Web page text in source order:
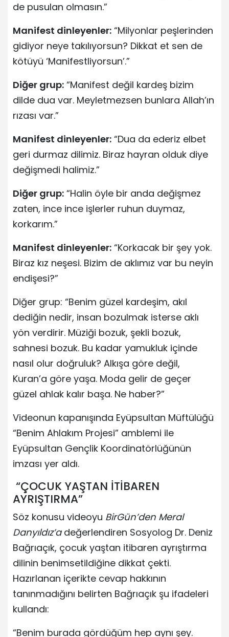
de pusulan olmasın.”
Manifest dinleyenler: “Milyonlar peşlerinden
gidiyor neye takılıyorsun? Dikkat et sen de
kötüyü ‘Manifestliyorsun’.”
Diğer grup: “Manifest değil kardeş bizim
dilde dua var. Meyletmezsen bunlara Allah’ın
rızası var.”
Manifest dinleyenler: “Dua da ederiz elbet
geri durmaz dilimiz. Biraz hayran olduk diye
değişmedi halimiz.”
Diğer grup: “Halin öyle bir anda değişmez
zaten, ince ince işlerler ruhun duymaz,
korkarım.”
Manifest dinleyenler: “Korkacak bir şey yok.
Biraz kız neşesi. Bizim de aklımız var bu neyin
endişesi?”
Diğer grup: “Benim güzel kardeşim, akıl
dediğin nedir, insan bozulmak isterse aklı
yön verdirir. Müziği bozuk, şekli bozuk,
sahnesi bozuk. Bu kadar yamukluk içinde
nasıl olur doğruluk? Alkışa göre değil,
Kuran’a göre yaşa. Moda gelir de geçer
güzel ahlak kalır başa. Ne haber?”
Videonun kapanışında Eyüpsultan Müftülüğü
“Benim Ahlakım Projesi” amblemi ile
Eyüpsultan Gençlik Koordinatörlüğünün
imzası yer aldı.
“ÇOCUK YAŞTAN İTİBAREN
AYRIŞTIRMA”
Söz konusu videoyu BirGün’den Meral
Danyıldız’adeğerlendiren Sosyolog Dr. Deniz
Bağrıaçık, çocuk yaştan itibaren ayrıştırma
dilinin benimsetildiğine dikkat çekti.
Hazırlanan içerikte cevap hakkının
tanınmadığını belirten Bağrıaçık şu ifadeleri
kullandı:
“Benim burada gördüğüm hep aynı şey.